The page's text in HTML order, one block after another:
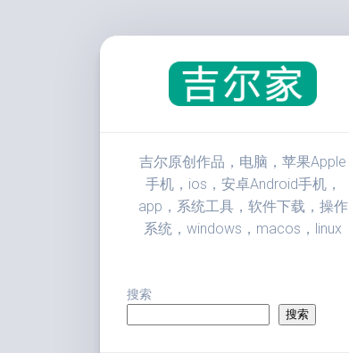
吉尔原创作品，电脑，苹果Apple
手机，ios，安卓Android手机，
app，系统工具，软件下载，操作
系统，windows，macos，linux
搜索
搜索